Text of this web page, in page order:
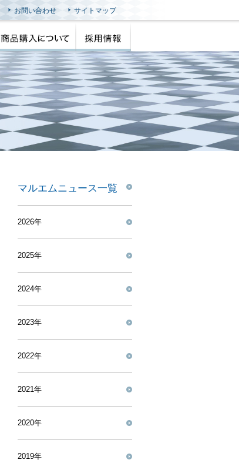
お問い合わせ サイトマップ
マルエムニュース一覧
2026年
2025年
2024年
2023年
2022年
2021年
2020年
2019年